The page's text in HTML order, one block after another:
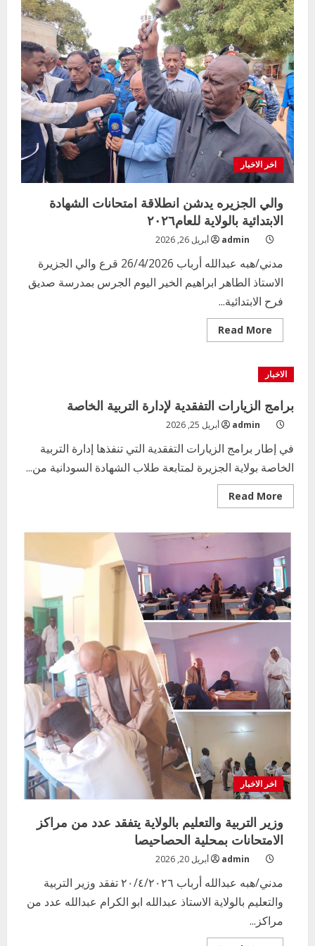
الهدوء
و
التأمين
المحكم
انطلقت
امتحانات
المرحلة
الابتدائية
بمحلية
الحصاحيصا
اخر الاخبار
والي الجزيره يدشن انطلاقة امتحانات الشهادة
الابتدائية بالولاية للعام٢٠٢٦
admin أبريل 26, 2026
مدني/هبه عبدالله أرباب 26/4/2026 قرع والي الجزيرة
الاستاذ الطاهر ابراهيم الخير اليوم الجرس بمدرسة صديق
فرح الابتدائية...
Read More
more
امتحانات
الشهادة
الابتدائية
بالولاية
الاخبار
برامج الزيارات التفقدية لإدارة التربية الخاصة
admin أبريل 25, 2026
في إطار برامج الزيارات التفقدية التي تنفذها إدارة التربية
الخاصة بولاية الجزيرة لمتابعة طلاب الشهادة السودانية من...
Read More
more
الزيارات
التفقدية
لإدارة
التربية
الخاصة
اخر الاخبار
وزير التربية والتعليم بالولاية يتفقد عدد من مراكز
الامتحانات بمحلية الحصاحيصا
admin أبريل 20, 2026
مدني/هبه عبدالله أرباب ٢٠/٤/٢٠٢٦ تفقد وزير التربية
والتعليم بالولاية الاستاذ عبدالله ابو الكرام عبدالله عدد من
مراكز...